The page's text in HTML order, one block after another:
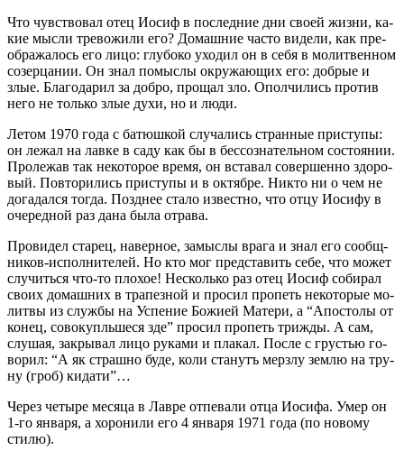
Что чув­ство­вал отец Иосиф в по­след­ние дни сво­ей жиз­ни, ка­
кие мыс­ли тре­во­жи­ли его? До­маш­ние ча­сто ви­де­ли, как пре­
об­ра­жа­лось его ли­цо: глу­бо­ко ухо­дил он в се­бя в мо­лит­вен­ном
со­зер­ца­нии. Он знал по­мыс­лы окру­жа­ю­щих его: доб­рые и
злые. Бла­го­да­рил за доб­ро, про­щал зло. Опол­чи­лись про­тив
него не толь­ко злые ду­хи, но и лю­ди.
Ле­том 1970 го­да с ба­тюш­кой слу­ча­лись стран­ные при­сту­пы:
он ле­жал на лав­ке в са­ду как бы в бес­со­зна­тель­ном со­сто­я­нии.
Про­ле­жав так неко­то­рое вре­мя, он вста­вал со­вер­шен­но здо­ро­
вый. По­вто­ри­лись при­сту­пы и в ок­тяб­ре. Ни­кто ни о чем не
до­га­дал­ся то­гда. Позд­нее ста­ло из­вест­но, что от­цу Иоси­фу в
оче­ред­ной раз да­на бы­ла отра­ва.
Про­ви­дел ста­рец, на­вер­ное, за­мыс­лы вра­га и знал его со­общ­
ни­ков-ис­пол­ни­те­лей. Но кто мог пред­ста­вить се­бе, что мо­жет
слу­чить­ся что-то пло­хое! Несколь­ко раз отец Иосиф со­би­рал
сво­их до­маш­них в тра­пез­ной и про­сил про­петь неко­то­рые мо­
лит­вы из служ­бы на Успе­ние Бо­жи­ей Ма­те­ри, а “Апо­сто­лы от
ко­нец, со­во­куп­ль­ше­ся зде” про­сил про­петь три­жды. А сам,
слу­шая, за­кры­вал ли­цо ру­ка­ми и пла­кал. По­сле с гру­стью го­
во­рил: “А як страш­но бу­де, ко­ли ста­нутъ мерз­лу зем­лю на тру­
ну (гроб) ки­да­ти”…
Через че­ты­ре ме­ся­ца в Лав­ре от­пе­ва­ли от­ца Иоси­фа. Умер он
1-го ян­ва­ря, а хо­ро­ни­ли его 4 ян­ва­ря 1971 го­да (по но­во­му
сти­лю).